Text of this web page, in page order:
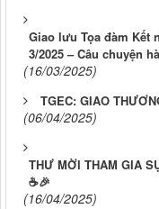
Giao lưu Tọa đàm Kết
3/2025 – Câu chuyện
(16/03/2025)
TGEC: GIAO
(06/04/2025)
THƯ MỜI THAM GIA
☕🎉
(16/04/2025)